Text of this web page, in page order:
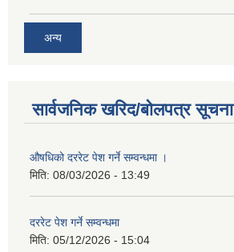
अन्य
सार्वजनिक खरिद/बोलपत्र सूचना
औषधिको दररेट पेश गर्ने सम्वन्धमा ।
मिति: 08/03/2026 - 13:49
दररेट पेश गर्ने सम्वन्धमा
मिति: 05/12/2026 - 15:04